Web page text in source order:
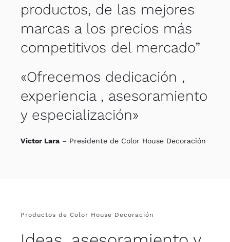
productos, de las mejores
marcas a los precios más
competitivos del mercado”
«Ofrecemos dedicación ,
experiencia , asesoramiento
y especialización»
Victor Lara– Presidente de Color House Decoración
Productos de Color House Decoración